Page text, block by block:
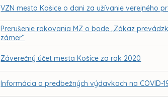
VZN mesta Košice o dani za užívanie verejného
Prerušenie rokovania MZ o bode „Zákaz
zámer“
Záverečný účet mesta Košice za rok 2020
Informácia o predbežných výdavkoch na COVID-